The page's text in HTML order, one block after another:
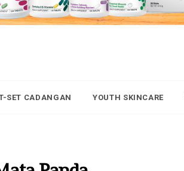
SET CADANGAN YOUTH SKINCARE